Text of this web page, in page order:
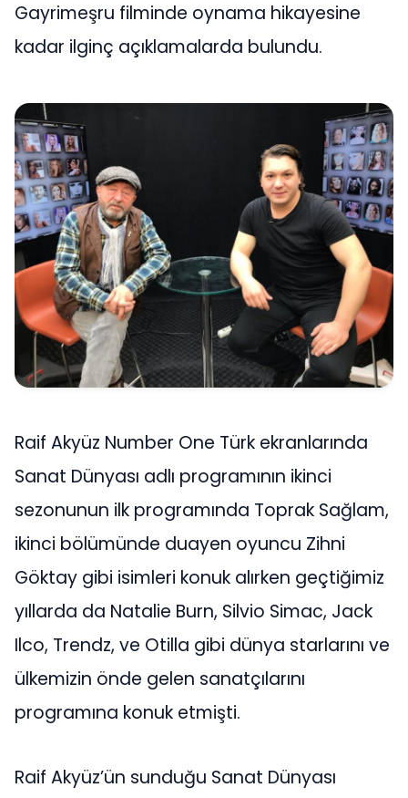
Gayrimeşru filminde oynama hikayesine
kadar ilginç açıklamalarda bulundu.
Raif Akyüz Number One Türk ekranlarında
Sanat Dünyası adlı programının ikinci
sezonunun ilk programında Toprak Sağlam,
ikinci bölümünde duayen oyuncu Zihni
Göktay gibi isimleri konuk alırken geçtiğimiz
yıllarda da Natalie Burn, Silvio Simac, Jack
Ilco, Trendz, ve Otilla gibi dünya starlarını ve
ülkemizin önde gelen sanatçılarını
programına konuk etmişti.
Raif Akyüz’ün sunduğu Sanat Dünyası